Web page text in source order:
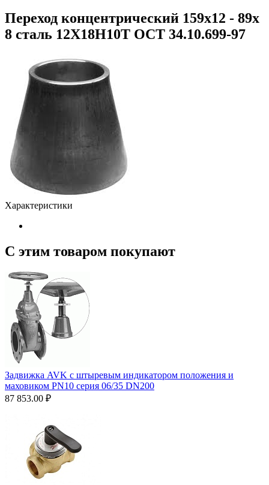
Переход концентрический 159х12 - 89х
8 сталь 12Х18Н10Т ОСТ 34.10.699-97
Характеристики
С этим товаром покупают
Задвижка AVK с штыревым индикатором положения и
маховиком PN10 серия 06/35 DN200
87 853.00 ₽